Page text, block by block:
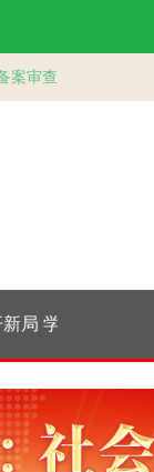
学习新语·铸魂强党
持之以恒推进全面
严治党